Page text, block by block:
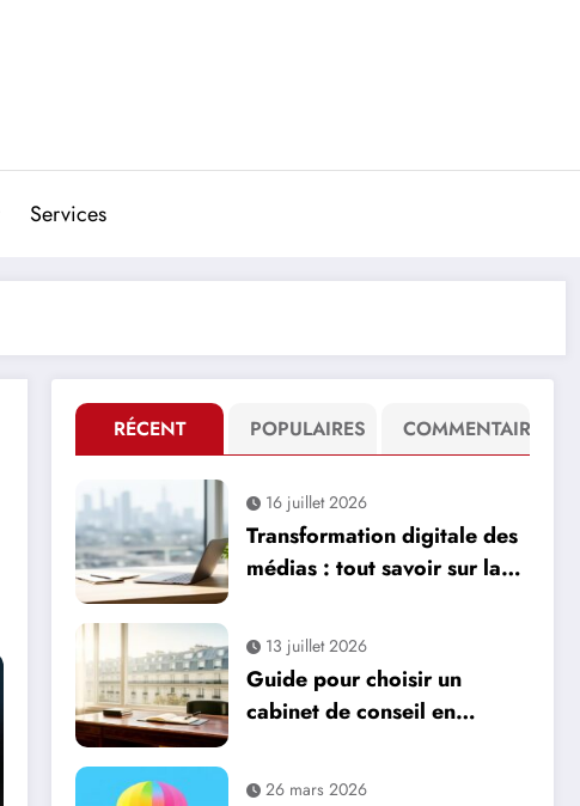
Services
RÉCENT POPULAIRES COMMENTAIRE
16 juillet 2026
Transformation digitale des
médias : tout savoir sur la
avantages comme
inconvénients
13 juillet 2026
Guide pour choisir un
cabinet de conseil en
Neuilly-sur-Seine
26 mars 2026